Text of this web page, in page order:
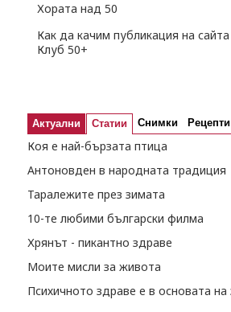
Хората над 50
Как да качим публикация на сайта
Клуб 50+
Актуални Статии Снимки Рецепти
Коя е най-бързата птица
Антоновден в народната традиция
Таралежите през зимата
10-те любими български филма
Хрянът - пикантно здраве
Моите мисли за живота